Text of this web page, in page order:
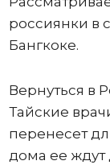
россиянки в
Бангкоке.
Вернуться в
Тайские
перенесет
дома ее ждут